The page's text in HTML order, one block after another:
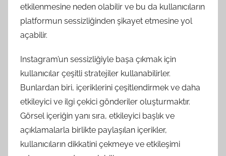
etkilenmesine neden olabilir ve bu da kullanıcıların
platformun sessizliğinden şikayet etmesine yol
açabilir.
Instagram’un sessizliğiyle başa çıkmak için
kullanıcılar çeşitli stratejiler kullanabilirler.
Bunlardan biri, içeriklerini çeşitlendirmek ve daha
etkileyici ve ilgi çekici gönderiler oluşturmaktır.
Görsel içeriğin yanı sıra, etkileyici başlık ve
açıklamalarla birlikte paylaşılan içerikler,
kullanıcıların dikkatini çekmeye ve etkileşimi